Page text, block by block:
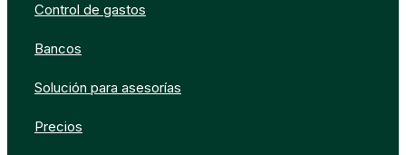
Control de gastos
Bancos
Solución para asesorías
Precios